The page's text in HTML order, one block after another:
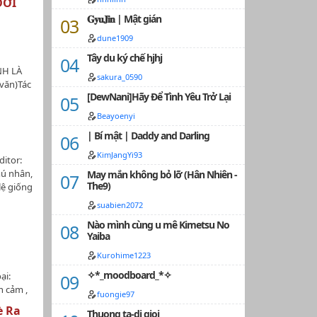
tam
LÀ
gốc:
,
tác
nhân
xe
dục
rũ,
giới
mặt
nhân,
giống
phải
,
Ra
𝐆𝐲𝐮𝐉𝐢𝐧 | Mật gián
dune1909
Tây du ký chế hjhj
sakura_0590
[DewNani]Hãy Để Tình Yêu Trở Lại
Beayoenyi
| Bí mật | Daddy and Darling
KimJangYi93
May mắn không bỏ lỡ (Hân Nhiên -
The9)
suabien2072
Nào mình cùng u mê Kimetsu No
Yaiba
Kurohime1223
✧*_moodboard_*✧
fuongie97
Thuong ta-di gioi